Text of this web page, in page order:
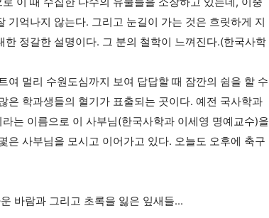
기억나지 않는다. 그리고 눈길이 가는 것은 흐릿하게 지
정갈한 설명이다. 그 분의 철학이 느껴진다.(한국사학
여 멀리 수원도심까지 보여 답답할 때 잠깐의 쉼을 할 수
은 학과생들의 혈기가 표출되는 곳이다. 예전 국사학과
는 이름으로 이 사부님(한국사학과 이세영 명예교수)을
은 사부님을 모시고 이어가고 있다. 오늘도 오후에 축구
바람과 그리고 초록을 잃은 잎새들...